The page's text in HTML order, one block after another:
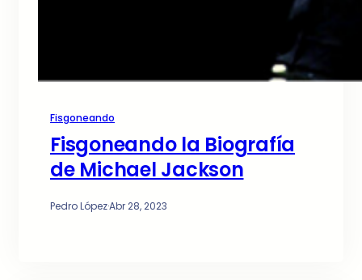
Fisgoneando
Fisgoneando la Biografía
de Michael Jackson
Pedro López·Abr 28, 2023